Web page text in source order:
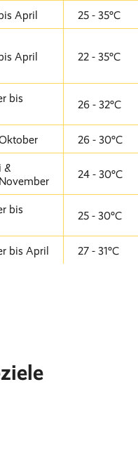
April 25 - 35°C
April 22 - 35°C
bis
26 - 32°C
26 - 30°C
&
24 - 30°C
bis
25 - 30°C
bis April 27 - 31°C